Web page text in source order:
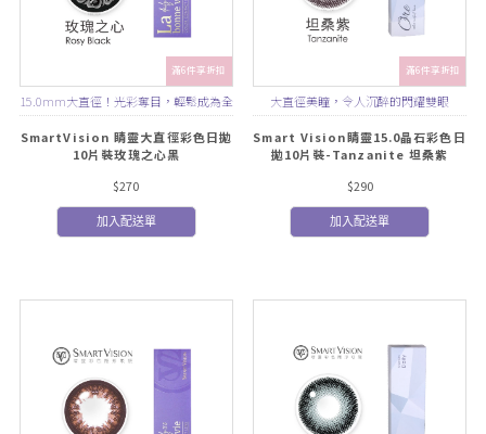
滿6件享折扣
15.0mm大直徑！光彩奪目，輕鬆成為全
場焦點！
SmartVision 睛靈大直徑彩色日拋
10片裝玫瑰之心黑
$270
加入配送單
滿6件享折扣
大直徑美瞳，令人沉醉的閃耀雙眼
Smart Vision睛靈15.0晶石彩色日
拋10片裝-Tanzanite 坦桑紫
$290
加入配送單